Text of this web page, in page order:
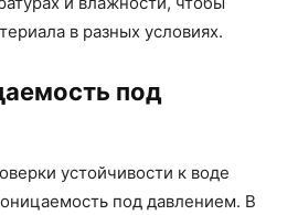
в разных условиях.
под
устойчивости к воде
под давлением. В